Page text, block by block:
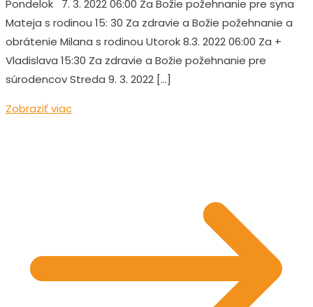
Pondelok 7. 3. 2022 06:00 Za Božie požehnanie pre syna
Mateja s rodinou 15: 30 Za zdravie a Božie požehnanie a
obrátenie Milana s rodinou Utorok 8.3. 2022 06:00 Za +
Vladislava 15:30 Za zdravie a Božie požehnanie pre
súrodencov Streda 9. 3. 2022 […]
Zobraziť viac